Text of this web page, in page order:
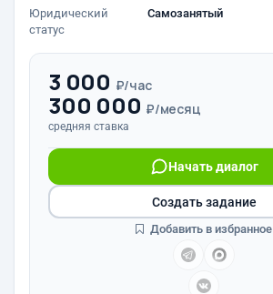
Юридический
статус
Самозанятый
3 000 ₽/час
300 000 ₽/месяц
средняя ставка
Начать диалог
Создать задание
Добавить в избранное